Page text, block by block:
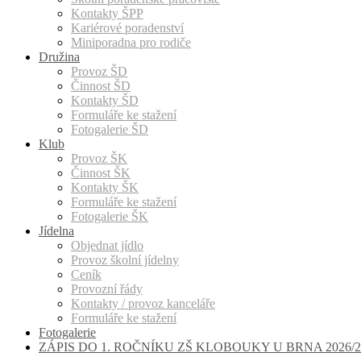
Kontakty ŠPP
Kariérové poradenství
Miniporadna pro rodiče
Družina
Provoz ŠD
Činnost ŠD
Kontakty ŠD
Formuláře ke stažení
Fotogalerie ŠD
Klub
Provoz ŠK
Činnost ŠK
Kontakty ŠK
Formuláře ke stažení
Fotogalerie ŠK
Jídelna
Objednat jídlo
Provoz školní jídelny
Ceník
Provozní řády
Kontakty / provoz kanceláře
Formuláře ke stažení
Fotogalerie
ZÁPIS DO 1. ROČNÍKU ZŠ KLOBOUKY U BRNA 2026/